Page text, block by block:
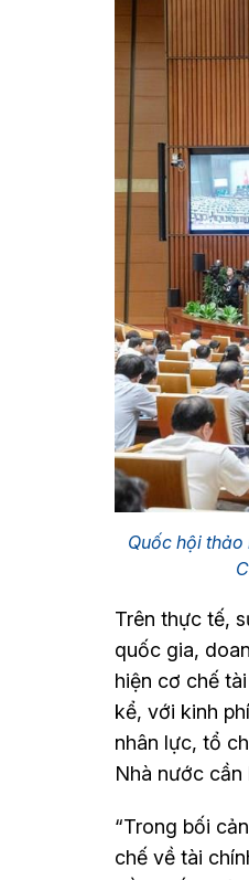
Quốc hội
Trên thực tế,
quốc gia,
hiện cơ chế
kể, với kinh
nhân lực, tổ
Nhà nước
“Trong bối
chế về tài